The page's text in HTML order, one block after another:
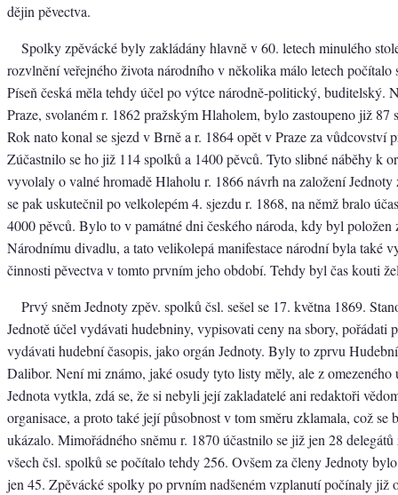
dějin pěvectva.
Spolky zpěvácké byly zakládány hlavně v 60. letech minulého
rozvlnění veřejného života národního v několika málo letech počítalo
Píseň česká měla tehdy účel po výtce národně-politický, buditelský.
Praze, svolaném r. 1862 pražským Hlaholem, bylo zastoupeno již 87
Rok nato konal se sjezd v Brně a r. 1864 opět v Praze za vůdcovství
Zúčastnilo se ho již 114 spolků a 1400 pěvců. Tyto slibné náběhy k
vyvolaly o valné hromadě Hlaholu r. 1866 návrh na založení Jednoty
se pak uskutečnil po velkolepém 4. sjezdu r. 1868, na němž bralo
4000 pěvců. Bylo to v památné dni českého národa, kdy byl položen
Národnímu divadlu, a tato velikolepá manifestace národní byla také
činnosti pěvectva v tomto prvním jeho období. Tehdy byl čas kouti
Prvý sněm Jednoty zpěv. spolků čsl. sešel se 17. května 1869.
Jednotě účel vydávati hudebniny, vypisovati ceny na sbory, pořádati
vydávati hudební časopis, jako orgán Jednoty. Byly to zprvu
Dalibor. Není mi známo, jaké osudy tyto listy měly, ale z
Jednota vytkla, zdá se, že si nebyli její zakladatelé ani redaktoři
organisace, a proto také její působnost v tom směru zklamala, což se
ukázalo. Mimořádného sněmu r. 1870 účastnilo se již jen 28
všech čsl. spolků se počítalo tehdy 256. Ovšem za členy Jednoty
jen 45. Zpěvácké spolky po prvním nadšeném vzplanutí počínaly již